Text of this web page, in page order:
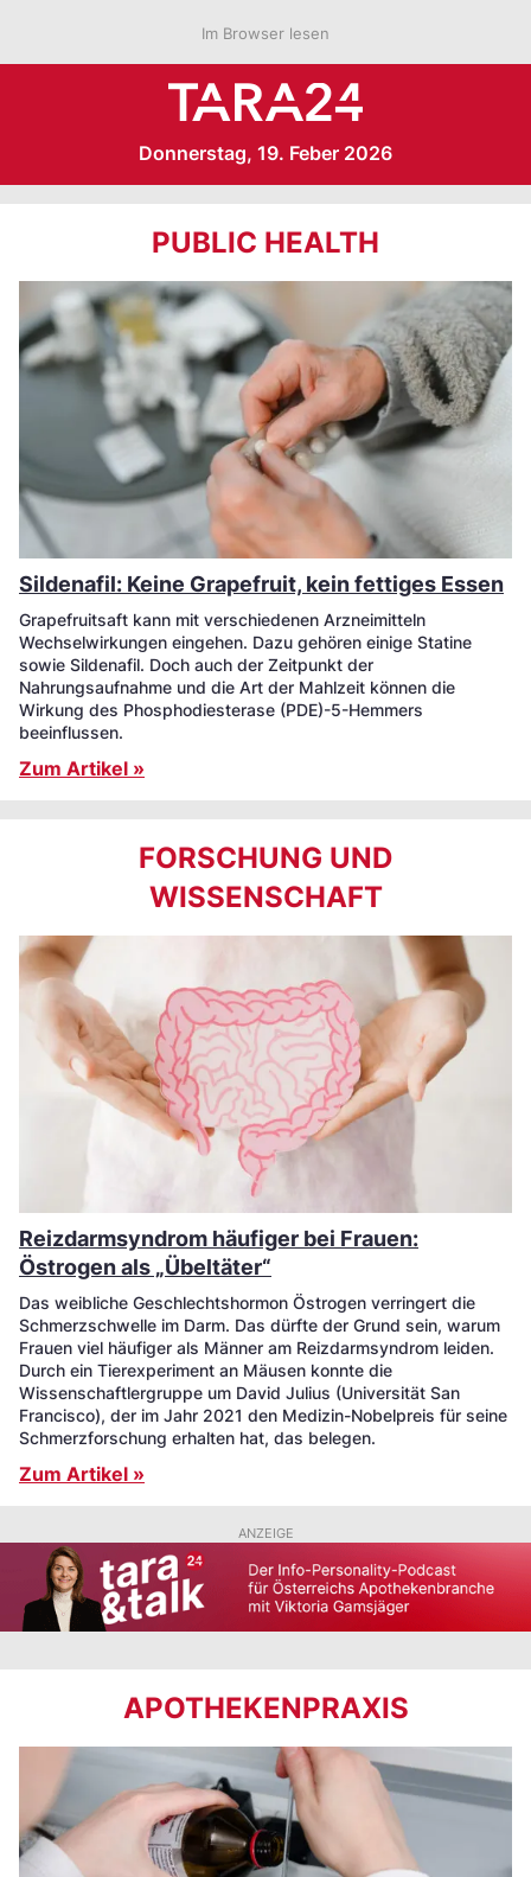
Im Browser lesen
Donnerstag, 19. Feber 2026
PUBLIC HEALTH
Sildenafil: Keine Grapefruit, kein fettiges Essen
Grapefruitsaft kann mit verschiedenen Arzneimitteln
Wechselwirkungen eingehen. Dazu gehören einige Statine
sowie Sildenafil. Doch auch der Zeitpunkt der
Nahrungsaufnahme und die Art der Mahlzeit können die
Wirkung des Phosphodiesterase (PDE)-5-Hemmers
beeinflussen.
Zum Artikel »
FORSCHUNG UND
WISSENSCHAFT
Reizdarmsyndrom häufiger bei Frauen:
Östrogen als „Übeltäter“
Das weibliche Geschlechtshormon Östrogen verringert die
Schmerzschwelle im Darm. Das dürfte der Grund sein, warum
Frauen viel häufiger als Männer am Reizdarmsyndrom leiden.
Durch ein Tierexperiment an Mäusen konnte die
Wissenschaftlergruppe um David Julius (Universität San
Francisco), der im Jahr 2021 den Medizin-Nobelpreis für seine
Schmerzforschung erhalten hat, das belegen.
Zum Artikel »
ANZEIGE
APOTHEKENPRAXIS